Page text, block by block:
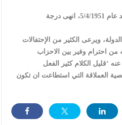
فريحات.. مبارك وبكم تزهو المناصب
الحباشنة من مواليد بيت لحم ولد عام 5/4/1951، انهى درجة
ويرعى الكثير من الإحتفالات
من احترام وفير بين الاحزاب
العملاقة التي استطاعت ان تكون